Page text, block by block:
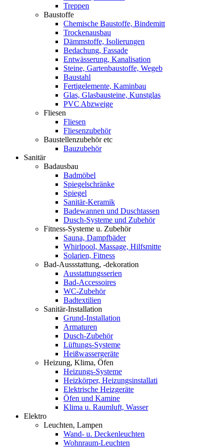
Treppen
Baustoffe
Chemische Baustoffe, Bindemitt
Trockenausbau
Dämmstoffe, Isolierungen
Bedachung, Fassade
Entwässerung, Kanalisation
Steine, Gartenbaustoffe, Wegeb
Baustahl
Fertigelemente, Kaminbau
Glas, Glasbausteine, Kunstglas
PVC Abzweige
Fliesen
Fliesen
Fliesenzubehör
Baustellenzubehör etc
Bauzubehör
Sanitär
Badausbau
Badmöbel
Spiegelschränke
Spiegel
Sanitär-Keramik
Badewannen und Duschtassen
Dusch-Systeme und Zubehör
Fitness-Systeme u. Zubehör
Sauna, Dampfbäder
Whirlpool, Massage, Hilfsmitte
Solarien, Fitness
Bad-Aussstattung, -dekoration
Ausstattungsserien
Bad-Accessoires
WC-Zubehör
Badtextilien
Sanitär-Installation
Grund-Installation
Armaturen
Dusch-Zubehör
Lüftungs-Systeme
Heißwassergeräte
Heizung, Klima, Öfen
Heizungs-Systeme
Heizkörper, Heizungsinstallati
Elektrische Heizgeräte
Öfen und Kamine
Klima u. Raumluft, Wasser
Elektro
Leuchten, Lampen
Wand- u. Deckenleuchten
Wohnraum-Leuchten